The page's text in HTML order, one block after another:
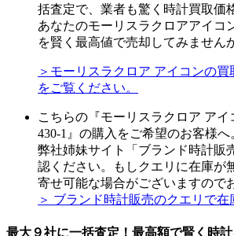
括査定で、業者も驚く時計買取価
あなたのモーリスラクロアアイコ
を賢く最高値で売却してみません
＞モーリスラクロア アイコンの
をご覧ください。
こちらの『モーリスラクロア アイ
430-1』の購入をご希望のお客様へ
弊社姉妹サイト「ブランド時計販
認ください。もしクエリに在庫が
寄せ可能な場合がございますので
＞ ブランド時計販売のクエリで在
最大９社に一括査定！ 最高額で賢く時